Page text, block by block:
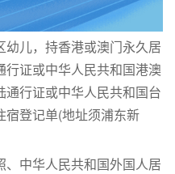
儿，持香港或澳门永久居
行证或中华人民共和国港澳
行证或中华人民共和国台
宿登记单(地址须浦东新
中华人民共和国外国人居